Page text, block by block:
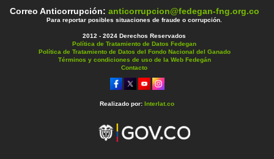
Correo Anticorrupción: anticorrupcion@fedegan-fng.org.co
Para reportar posibles situaciones de fraude o corrupción.
2012 - 2024 Derechos Reservados
Política de Tratamiento de Datos Fedegan
Política de Tratamiento de Datos del Fondo Nacional del Ganado
Términos y condiciones de uso de la Web Fedegán
Contacto
Realizado por: Interlat.co